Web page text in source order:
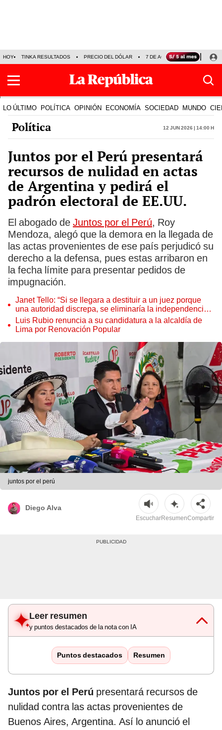
HOY TINKA RESULTADOS PRECIO DEL DÓLAR 7 DE AGOSTO OLLANTA
LO ÚLTIMO POLÍTICA OPINIÓN ECONOMÍA SOCIEDAD MUNDO
Política 12 Jun 2026 | 14:00 h
Juntos por el Perú presentará
recursos de nulidad en actas
de Argentina y pedirá el
padrón electoral de EE.UU.
El abogado de Juntos por el Perú, Roy
Mendoza, alegó que la demora en la llegada de
las actas provenientes de ese país perjudicó su
derecho a la defensa, pues estas arribaron en
la fecha límite para presentar pedidos de
impugnación.
Janet Tello: “Si se llegara a destituir a un juez porque
una autoridad discrepa, se eliminaría la independencia
judicial”
Luis Rubio renuncia a su candidatura a la alcaldía de
Lima por Renovación Popular
juntos por el perú
Diego Alva
EscucharResumenCompartir
Leer resumen
y puntos destacados de la nota con IA
Puntos destacados Resumen
Juntos por el Perú presentará recursos de
nulidad contra las actas provenientes de
Buenos Aires, Argentina. Así lo anunció el